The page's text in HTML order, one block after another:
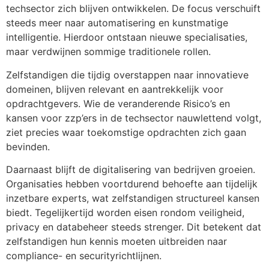
techsector zich blijven ontwikkelen. De focus verschuift
steeds meer naar automatisering en kunstmatige
intelligentie. Hierdoor ontstaan nieuwe specialisaties,
maar verdwijnen sommige traditionele rollen.
Zelfstandigen die tijdig overstappen naar innovatieve
domeinen, blijven relevant en aantrekkelijk voor
opdrachtgevers. Wie de veranderende Risico’s en
kansen voor zzp’ers in de techsector nauwlettend volgt,
ziet precies waar toekomstige opdrachten zich gaan
bevinden.
Daarnaast blijft de digitalisering van bedrijven groeien.
Organisaties hebben voortdurend behoefte aan tijdelijk
inzetbare experts, wat zelfstandigen structureel kansen
biedt. Tegelijkertijd worden eisen rondom veiligheid,
privacy en databeheer steeds strenger. Dit betekent dat
zelfstandigen hun kennis moeten uitbreiden naar
compliance- en securityrichtlijnen.